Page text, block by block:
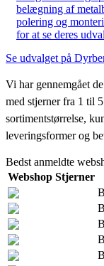
belægning af
polering og
for at se deres
Se udvalget på
Vi har gennemgået
med stjerner fra 1 til
sortimentstørrelse,
leveringsformer og
Bedst anmeldte
Webshop Stjerner